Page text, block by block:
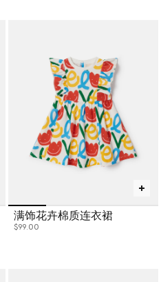
满饰花卉棉质连衣裙
$99.00